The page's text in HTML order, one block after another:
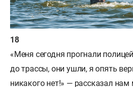
«Меня сегодня прогнали
до трассы, они ушли, я опять
никакого нет!» — рассказал